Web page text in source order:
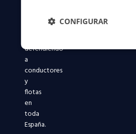
defendiendo
a
conductores
y
flotas
en
toda
España.
CONFIGURAR